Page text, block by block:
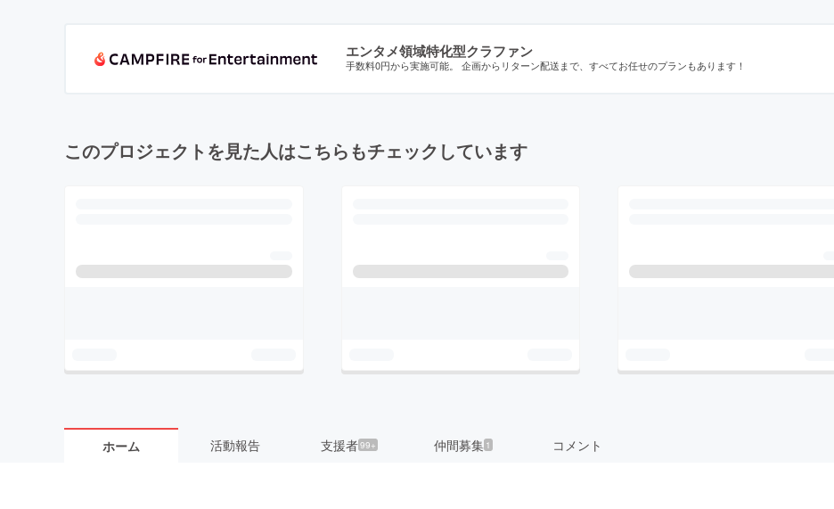
エンタメ領域特化型クラファン
手数料0円から実施可能。 企画からリターン配送まで、すべてお任せのプランもあります！
このプロジェクトを見た人はこちらもチェックしています
ホーム 活動報告 支援者99+ 仲間募集 1 コメント